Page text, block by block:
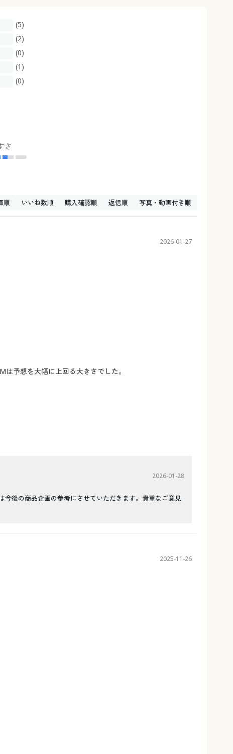
(5)
(2)
(0)
(1)
(0)
さ
順 いいね数順 購入確認順 返信順 写真・動画付き順
2026-01-27
予想を大幅に上回る大きさでした。
2026-01-28
後の商品企画の参考にさせていただきます。貴重なご意見
2025-11-26